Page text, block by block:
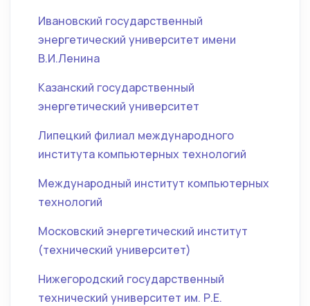
Ивановский государственный
энергетический университет имени
В.И.Ленина
Казанский государственный
энергетический университет
Липецкий филиал международного
института компьютерных технологий
Международный институт компьютерных
технологий
Московский энергетический институт
(технический университет)
Нижегородский государственный
технический университет им. Р.Е.